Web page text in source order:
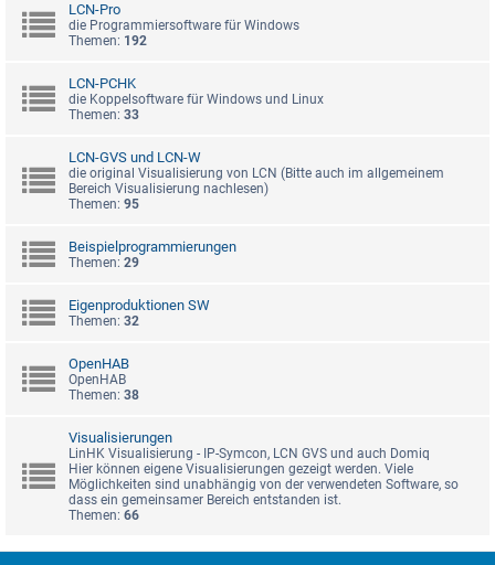
LCN-Pro
die Programmiersoftware für Windows
Themen: 192
LCN-PCHK
die Koppelsoftware für Windows und Linux
Themen: 33
LCN-GVS und LCN-W
die original Visualisierung von LCN (Bitte auch im allgemeinem
Bereich Visualisierung nachlesen)
Themen: 95
Beispielprogrammierungen
Themen: 29
Eigenproduktionen SW
Themen: 32
OpenHAB
OpenHAB
Themen: 38
Visualisierungen
LinHK Visualisierung - IP-Symcon, LCN GVS und auch Domiq
Hier können eigene Visualisierungen gezeigt werden. Viele
Möglichkeiten sind unabhängig von der verwendeten Software, so
dass ein gemeinsamer Bereich entstanden ist.
Themen: 66